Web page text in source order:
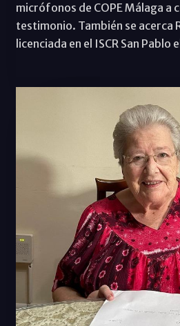
micrófonos de COPE Málaga a
testimonio. También se acerca
licenciada en el ISCR San Pablo